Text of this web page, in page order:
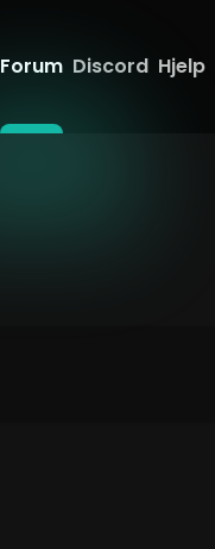
Forum Discord Hjelp